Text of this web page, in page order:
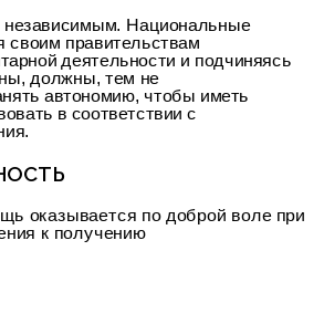
независимым. Национальные
своим правительствам
деятельности и подчиняясь
должны, тем не
автономию, чтобы иметь
в соответствии с
оказывается по доброй воле при
к получению